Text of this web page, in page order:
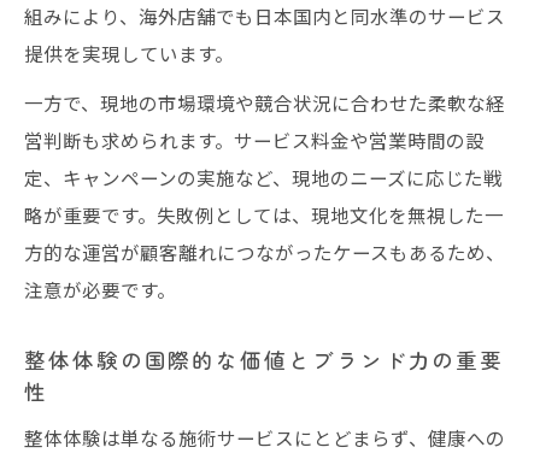
組みにより、海外店舗でも日本国内と同水準のサービス
提供を実現しています。
一方で、現地の市場環境や競合状況に合わせた柔軟な経
営判断も求められます。サービス料金や営業時間の設
定、キャンペーンの実施など、現地のニーズに応じた戦
略が重要です。失敗例としては、現地文化を無視した一
方的な運営が顧客離れにつながったケースもあるため、
注意が必要です。
整体体験の国際的な価値とブランド力の重要
性
整体体験は単なる施術サービスにとどまらず、健康への